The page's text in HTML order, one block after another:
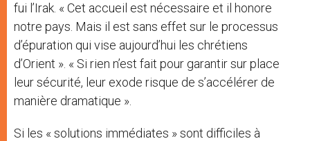
fui l’Irak. « Cet accueil est nécessaire et il honore
notre pays. Mais il est sans effet sur le processus
d’épuration qui vise aujourd’hui les chrétiens
d’Orient ». « Si rien n’est fait pour garantir sur place
leur sécurité, leur exode risque de s’accélérer de
manière dramatique ».
Si les « solutions immédiates » sont difficiles à